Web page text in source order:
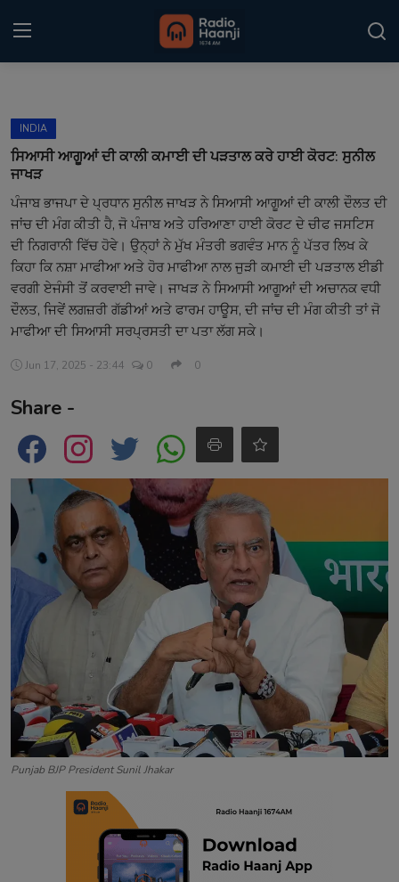
Home
Kitaab Kahani
Gallery
Sponsors
INDIA
ਸਿਆਸੀ ਆਗੂਆਂ ਦੀ ਕਾਲੀ ਕਮਾਈ ਦੀ ਪੜਤਾਲ ਕਰੇ ਹਾਈ ਕੋਰਟ: ਸੁਨੀਲ
ਜਾਖੜ
ਪੰਜਾਬ ਭਾਜਪਾ ਦੇ ਪ੍ਰਧਾਨ ਸੁਨੀਲ ਜਾਖੜ ਨੇ ਸਿਆਸੀ ਆਗੂਆਂ ਦੀ ਕਾਲੀ ਦੌਲਤ ਦੀ
ਜਾਂਚ ਦੀ ਮੰਗ ਕੀਤੀ ਹੈ, ਜੋ ਪੰਜਾਬ ਅਤੇ ਹਰਿਆਣਾ ਹਾਈ ਕੋਰਟ ਦੇ ਚੀਫ ਜਸਟਿਸ
ਦੀ ਨਿਗਰਾਨੀ ਵਿੱਚ ਹੋਵੇ। ਉਨ੍ਹਾਂ ਨੇ ਮੁੱਖ ਮੰਤਰੀ ਭਗਵੰਤ ਮਾਨ ਨੂੰ ਪੱਤਰ ਲਿਖ ਕੇ
ਕਿਹਾ ਕਿ ਨਸ਼ਾ ਮਾਫੀਆ ਅਤੇ ਹੋਰ ਮਾਫੀਆ ਨਾਲ ਜੁੜੀ ਕਮਾਈ ਦੀ ਪੜਤਾਲ ਈਡੀ
ਵਰਗੀ ਏਜੰਸੀ ਤੋਂ ਕਰਵਾਈ ਜਾਵੇ। ਜਾਖੜ ਨੇ ਸਿਆਸੀ ਆਗੂਆਂ ਦੀ ਅਚਾਨਕ ਵਧੀ
ਦੌਲਤ, ਜਿਵੇਂ ਲਗਜ਼ਰੀ ਗੱਡੀਆਂ ਅਤੇ ਫਾਰਮ ਹਾਊਸ, ਦੀ ਜਾਂਚ ਦੀ ਮੰਗ ਕੀਤੀ ਤਾਂ ਜੋ
ਮਾਫੀਆ ਦੀ ਸਿਆਸੀ ਸਰਪ੍ਰਸਤੀ ਦਾ ਪਤਾ ਲੱਗ ਸਕੇ।
Jun 17, 2025 - 23:44 0 0
Share -
Punjab BJP President Sunil Jhakar